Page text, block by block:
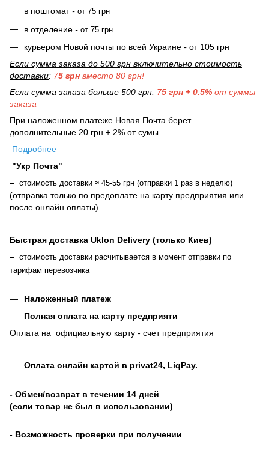
в поштомат- от 75 грн
в отделение - от 75 грн
курьером Новой почты по всей Украине - от 105 грн
Если сумма заказа до 500 грн включительно стоимость
доставки: 75 грн вместо 80 грн!
Если сумма заказа больше 500 грн: 75 грн + 0.5% от суммы
заказа
При наложенном платеже Новая Почта берет
дополнительные 20 грн + 2% от сумы
Подробнее
"Укр Почта"
– стоимость доставки ≈ 45-55 грн (отправки 1 раз в неделю)
(отправка только по предоплате на карту предприятия или
после онлайн оплаты)
Быстрая доставка Uklon Delivery (только Киев)
– стоимость доставки расчитывается в момент отправки по
тарифам перевозчика
Наложенный платеж
Полная оплата на карту предприяти
Оплата на официальную карту - счет предприятия
Оплата онлайн картой в privat24, LiqPay.
- Обмен/возврат в течении 14 дней
(если товар не был в использовании)
- Возможность проверки при получении